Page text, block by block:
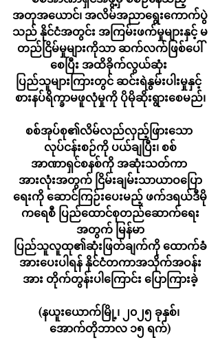
အတုအယောင်၊ အလိမ်အညာရွေးကောက်ပွဲ
သည် နိုင်ငံအတွင်း အကြမ်းဖက်မှုများနှင့် မ
တည်ငြိမ်မှုများကိုသာ ဆက်လက်ဖြစ်ပေါ်
စေပြီး အထိခိုက်လွယ်ဆုံး
ပြည်သူများကြားတွင် ဆင်းရဲနွမ်းပါးမှုနှင့်
စားနပ်ရိက္ခာမဖူလုံမှုကို ပိုမိုဆိုးရွားစေမည်၊
စစ်အုပ်စု၏လိမ်လည်လှည့်ဖြားသော
လုပ်ငန်းစဉ်ကို ပယ်ချပြီး၊ စစ်
အာဏာရှင်စနစ်ကို အဆုံးသတ်ကာ
အားလုံးအတွက် ငြိမ်းချမ်းသာယာဝပြော
ရေးကို ဆောင်ကြဉ်းပေးမည့် ဖက်ဒရယ်ဒီမို
ကရေစီ ပြည်ထောင်စုတည်ဆောက်ရေး
အတွက် မြန်မာ
ပြည်သူလူထု၏ဆုံးဖြတ်ချက်ကို ထောက်ခံ
အားပေးပါရန် နိုင်ငံတကာအသိုက်အဝန်း
အား တိုက်တွန်းပါကြောင်း ပြောကြားခဲ့
(နယူးယောက်မြို့၊ ၂၀၂၅ ခုနှစ်၊
အောက်တိုဘာလ ၁၅ ရက်)